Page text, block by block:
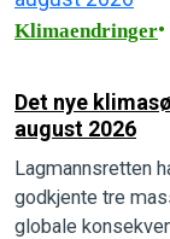
Klimaendringer
Det nye
august 2026
Lagmannsretten
godkjente tre
globale